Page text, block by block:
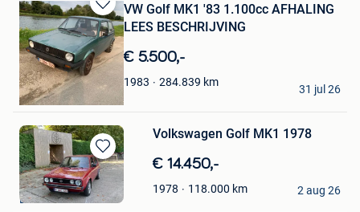
Bewaren
in
Mijn
Favorieten
VW Golf MK1 '83 1.100cc AFHALING
LEES BESCHRIJVING
€ 5.500,-
1983 284.839 km
Bjorn '83.
Hoboken
31 jul 26
Bewaren
in
Mijn
Favorieten
Volkswagen Golf MK1 1978
€ 14.450,-
1978 118.000 km
Peter Vercruyssen
Brecht
2 aug 26